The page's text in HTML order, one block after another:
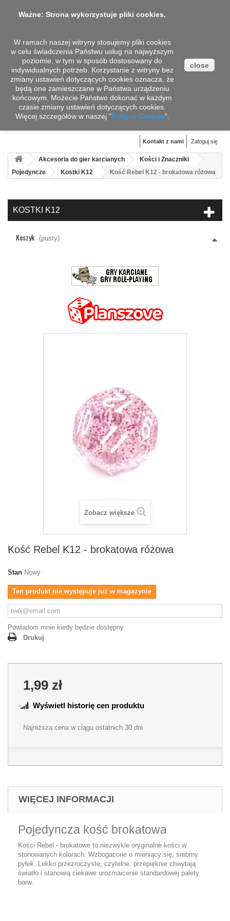
Koszyk (pusty)
Zaloguj się
Kontakt z nami
Akcesoria do gier karcianych
Kości i Znaczniki
Pojedyncze
Kostki K12 Kość Rebel K12 - brokatowa różowa
KOSTKI K12
Koszyk (pusty)
Zobacz większe
Kość Rebel K12 - brokatowa różowa
Stan Nowy
Ten produkt nie występuje już w magazynie
Powiadom mnie kiedy będzie dostępny
Drukuj
1,99 zł
Wyświetl historię cen produktu
Najniższa cena w ciągu ostatnich 30 dni
WIĘCEJ INFORMACJI
Pojedyncza kość brokatowa
Kości Rebel - brokatowe to niezwykle oryginalne kości w
stonowanych kolorach. Wzbogacone o mieniący się, srebrny
pyłek. Lekko przezroczyste, czytelne, przepięknie chwytają
światło i stanowią ciekawe urozmaicenie standardowej palety
barw.
Ważne: Strona wykorzystuje pliki cookies.
W ramach naszej witryny stosujemy pliki cookies
w celu świadczenia Państwu usług na najwyższym
poziomie, w tym w sposób dostosowany do
indywidualnych potrzeb. Korzystanie z witryny bez
zmiany ustawień dotyczących cookies oznacza, że
będą one zamieszczane w Państwa urządzeniu
końcowym. Możecie Państwo dokonać w każdym
czasie zmiany ustawień dotyczących cookies.
Więcej szczegółów w naszej "Polityce Cookies".
close